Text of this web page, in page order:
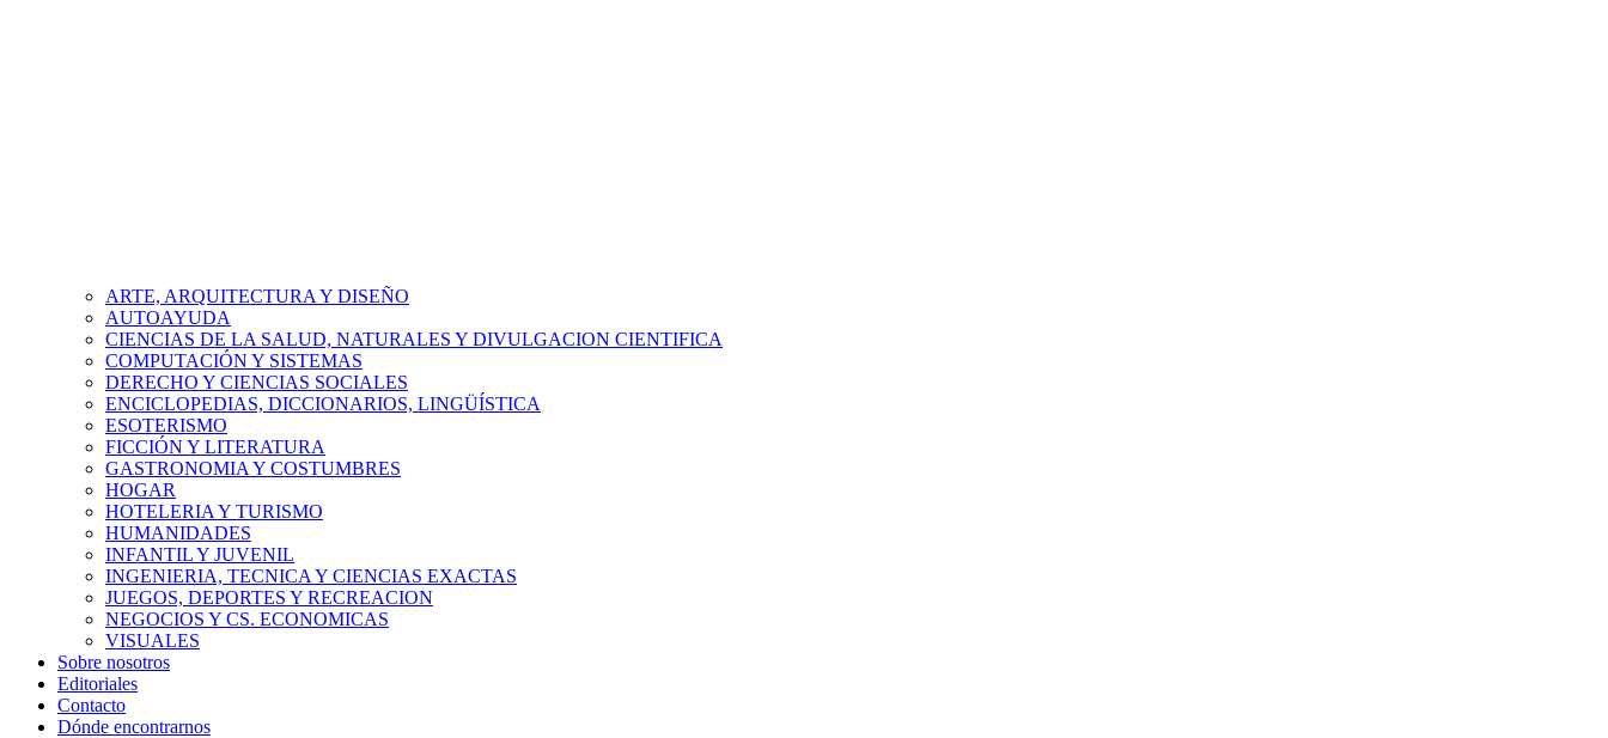
ARTE, ARQUITECTURA Y DISEÑO
AUTOAYUDA
CIENCIAS DE LA SALUD, NATURALES Y DIVULGACION CIENTIFICA
COMPUTACIÓN Y SISTEMAS
DERECHO Y CIENCIAS SOCIALES
ENCICLOPEDIAS, DICCIONARIOS, LINGÜÍSTICA
ESOTERISMO
FICCIÓN Y LITERATURA
GASTRONOMIA Y COSTUMBRES
HOGAR
HOTELERIA Y TURISMO
HUMANIDADES
INFANTIL Y JUVENIL
INGENIERIA, TECNICA Y CIENCIAS EXACTAS
JUEGOS, DEPORTES Y RECREACION
NEGOCIOS Y CS. ECONOMICAS
VISUALES
Sobre nosotros
Editoriales
Contacto
Dónde encontrarnos